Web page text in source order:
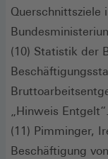
Querschnittsziele
(10) Statistik der
„Hinweis Entgelt“.
(11) Pimminger,
Beschäftigung